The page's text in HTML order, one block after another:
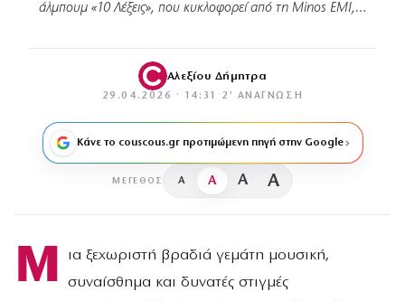
άλμπουμ «10 Λέξεις», που κυκλοφορεί από τη Minos EMI,…
Αλεξίου Δήμητρα
29.04.2026 · 14:31 · 2′ ΑΝΆΓΝΩΣΗ
Κάνε το couscous.gr προτιμώμενη πηγή στην Google
ΜΈΓΕΘΟΣ A A A A
Μ
ια ξεχωριστή βραδιά γεμάτη μουσική,
συναίσθημα και δυνατές στιγμές